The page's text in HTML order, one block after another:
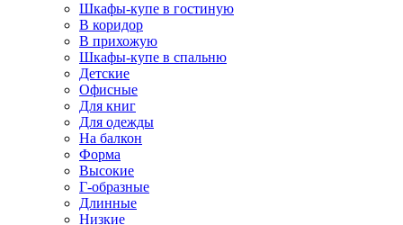
Шкафы-купе в гостиную
В коридор
В прихожую
Шкафы-купе в спальню
Детские
Офисные
Для книг
Для одежды
На балкон
Форма
Высокие
Г-образные
Длинные
Низкие